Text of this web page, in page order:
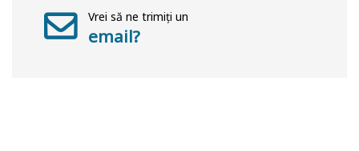
Vrei să ne trimiți un
email?